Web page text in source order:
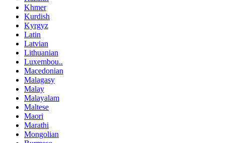
Khmer
Kurdish
Kyrgyz
Latin
Latvian
Lithuanian
Luxembou..
Macedonian
Malagasy
Malay
Malayalam
Maltese
Maori
Marathi
Mongolian